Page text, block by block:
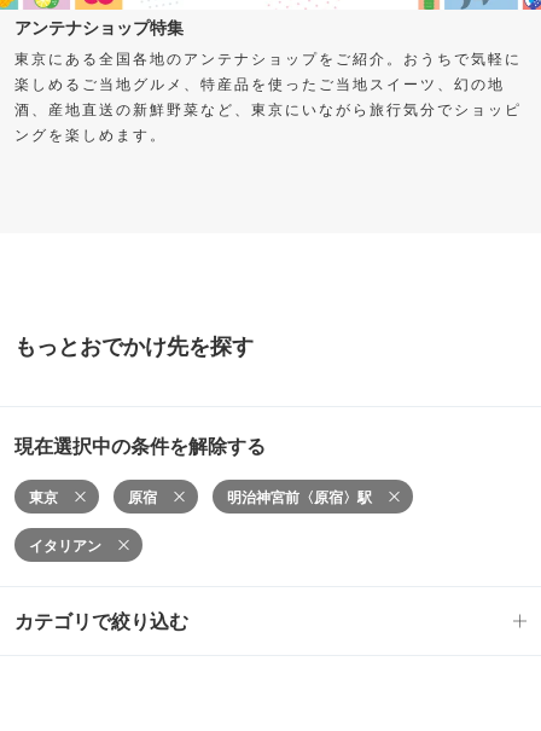
アンテナショップ特集
東京にある全国各地のアンテナショップをご紹介。おうちで気軽に
楽しめるご当地グルメ、特産品を使ったご当地スイーツ、幻の地
酒、産地直送の新鮮野菜など、東京にいながら旅行気分でショッピ
ングを楽しめます。
もっとおでかけ先を探す
現在選択中の条件を解除する
東京 原宿 明治神宮前〈原宿〉駅
イタリアン
カテゴリで絞り込む